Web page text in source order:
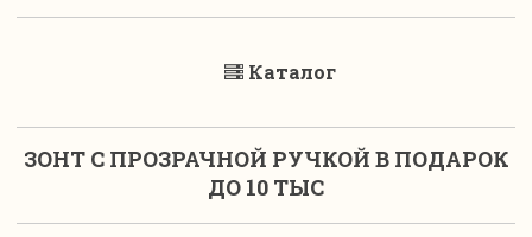
Каталог
ЗОНТ С ПРОЗРАЧНОЙ РУЧКОЙ В ПОДАРОК
ДО 10 ТЫС